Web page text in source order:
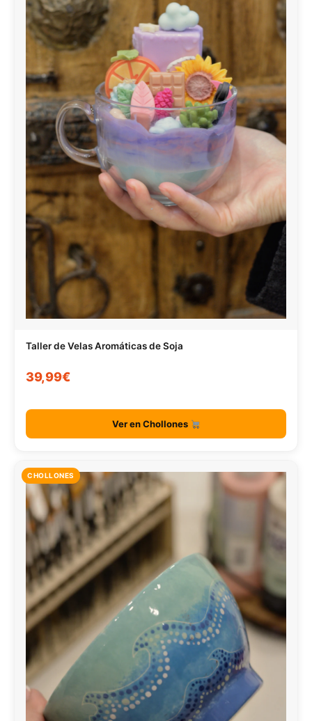
Taller de Velas Aromáticas de Soja
39,99€
Ver en Chollones
CHOLLONES